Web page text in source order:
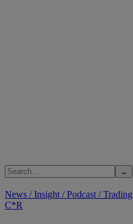
News /Insight /Podcast /Trading
C*R